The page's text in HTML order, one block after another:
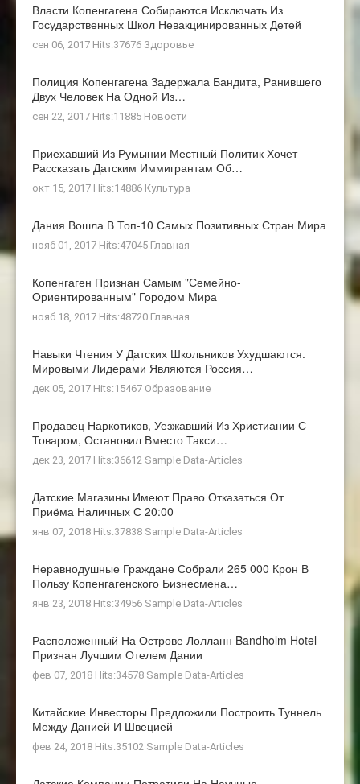
Власти Копенгагена Собираются Исключать Из
Государственных Школ Невакцинированных Детей
сен 06, 2017 Hits:37676 Здоровье
Полиция Копенгагена Задержала Бандита, Ранившего
Двух Человек На Одной Из…
сен 22, 2017 Hits:11885 Новости
Приехавший Из Румынии Местный Политик Хочет
Рассказать Датским Иммигрантам Об…
окт 15, 2017 Hits:14886 Культура
Дания Вошла В Топ-10 Самых Позитивных Стран Мира
нояб 01, 2017 Hits:47045 Главная
Копенгаген Признан Самым "семейно-
Ориентированным" Городом Мира
нояб 18, 2017 Hits:48720 Главная
Навыки Чтения У Датских Школьников Ухудшаются.
Мировыми Лидерами Являются Россия…
дек 05, 2017 Hits:15467 Образование
Продавец Наркотиков, Уезжавший Из Христиании С
Товаром, Остановил Вместо Такси…
дек 23, 2017 Hits:36612 Sample Data-Articles
Датские Магазины Имеют Право Отказаться От
Приёма Наличных С 20:00
янв 07, 2018 Hits:37838 Sample Data-Articles
Неравнодушные Граждане Собрали 265 000 Крон В
Пользу Копенгагенского Бизнесмена…
янв 23, 2018 Hits:34956 Sample Data-Articles
Расположенный На Острове Лолланн Bandholm Hotel
Признан Лучшим Отелем Дании
фев 07, 2018 Hits:34578 Sample Data-Articles
Китайские Инвесторы Предложили Построить Туннель
Между Данией И Швецией
фев 24, 2018 Hits:35102 Sample Data-Articles